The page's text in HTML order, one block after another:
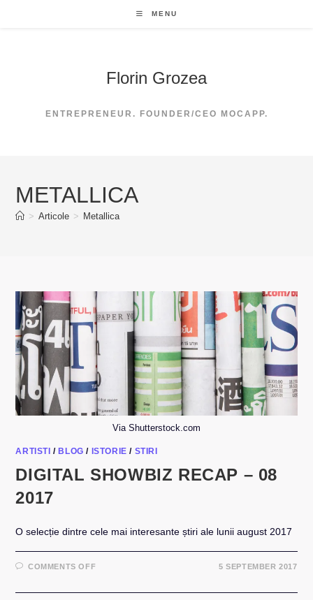
MENU
Florin Grozea
ENTREPRENEUR. FOUNDER/CEO MOCAPP.
METALLICA
> Articole > Metallica
Via Shutterstock.com
ARTISTI / BLOG / ISTORIE / STIRI
DIGITAL SHOWBIZ RECAP – 08
2017
O selecție dintre cele mai interesante știri ale lunii august 2017
COMMENTS OFFON
RECAP
5 SEPTEMBER 2017